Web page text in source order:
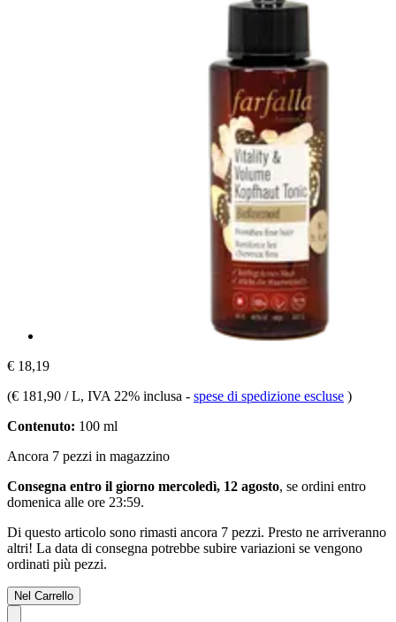
€ 18,19
(€ 181,90 / L, IVA 22% inclusa - spese di spedizione escluse )
Contenuto: 100 ml
Ancora 7 pezzi in magazzino
Consegna entro il giorno mercoledì, 12 agosto, se ordini entro
domenica alle ore 23:59.
Di questo articolo sono rimasti ancora 7 pezzi. Presto ne arriveranno
altri! La data di consegna potrebbe subire variazioni se vengono
ordinati più pezzi.
Nel Carrello